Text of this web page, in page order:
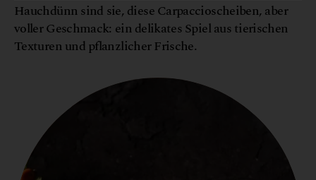
Hauchdünn sind sie, diese Carpaccioscheiben, aber
voller Geschmack: ein delikates Spiel aus tierischen
Texturen und pflanzlicher Frische.